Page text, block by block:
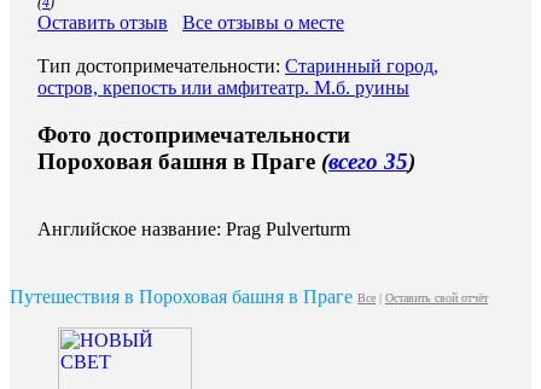
Оставить отзыв Все отзывы о месте
Тип достопримечательности: Старинный город,
остров, крепость или амфитеатр. М.б. руины
Фото достопримечательности
Пороховая башня в Праге (всего 35)
Английское название: Prag Pulverturm
Путешествия в Пороховая башня в Праге Все | Оставить свой отчёт